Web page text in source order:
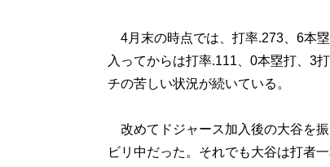
4月末の時点では、打率.273、6本
入ってからは打率.111、0本塁打、3
チの苦しい状況が続いている。
改めてドジャース加入後の大谷を
ビリ中だった。それでも大谷は打者